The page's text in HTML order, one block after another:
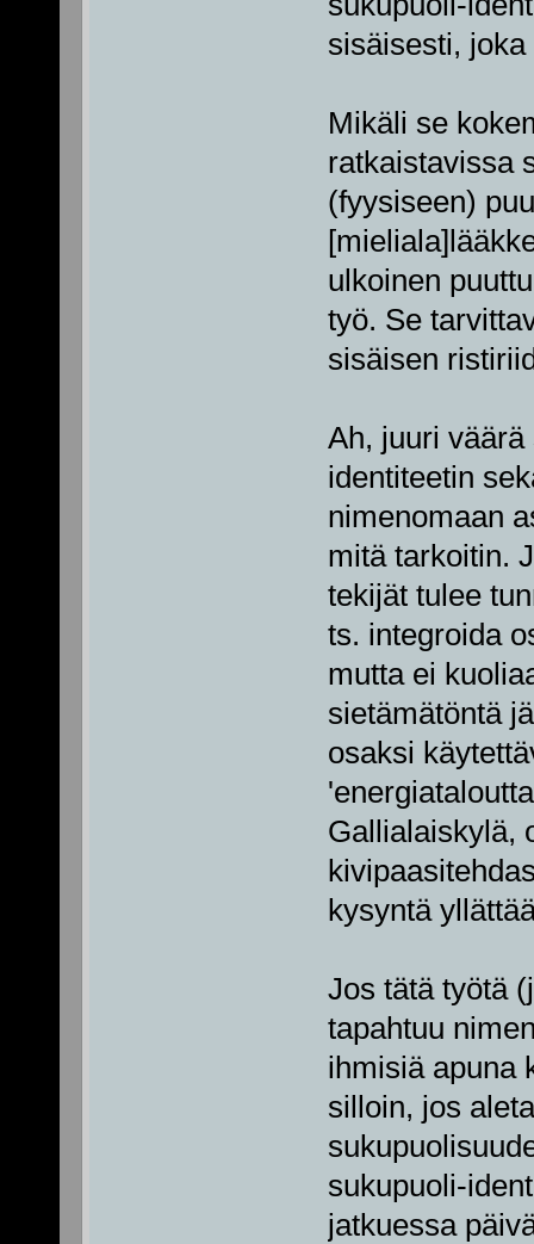
sisäisesti,
Mikäli se
ratkaistavissa
(fyysiseen)
ulkoinen
työ. Se
sisäisen
Ah, juuri väärä
identiteetin
nimenomaan
mitä tarkoitin.
tekijät tulee
ts. integroida
mutta ei
sietämätöntä
osaksi
Gallialaiskylä,
kysyntä
Jos tätä työtä
tapahtuu
ihmisiä apuna
silloin, jos
sukupuoli-
jatkuessa